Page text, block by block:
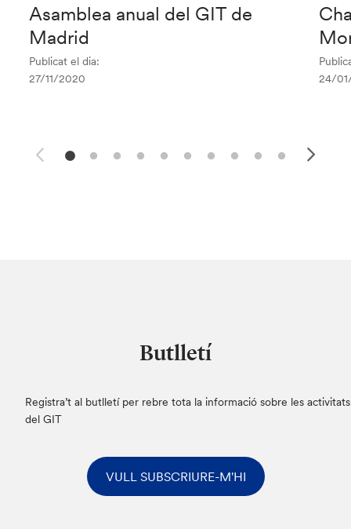
Asamblea anual del GIT de
Madrid
Publicat el dia:
27/11/2020
24/
Butlletí
Registra’t al butlletí per rebre tota la informació sobre les activitats
del GIT
VULL SUBSCRIURE-M'HI